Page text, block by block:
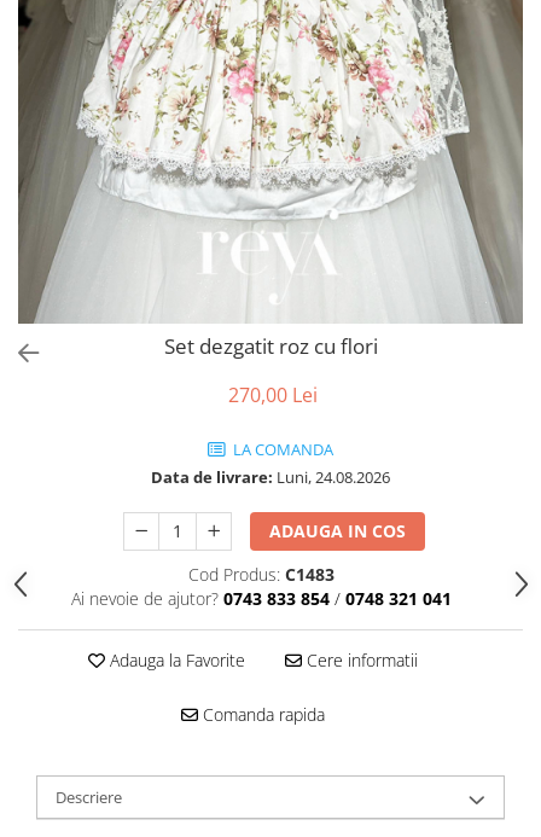
Set dezgatit roz cu flori
270,00 Lei
LA COMANDA
Data de livrare: Luni, 24.08.2026
ADAUGA IN COS
Cod Produs: C1483
Ai nevoie de ajutor? 0743 833 854 / 0748 321 041
Adauga la Favorite Cere informatii
Comanda rapida
Descriere